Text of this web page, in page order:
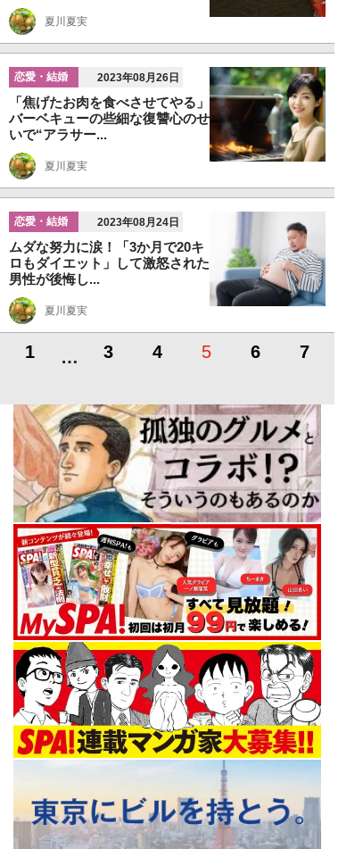
夏川夏実
恋愛・結婚 2023年08月26日
「焦げたお肉を食べさせてやる」
バーベキューの些細な復讐心のせ
いで“アラサー...
夏川夏実
恋愛・結婚 2023年08月24日
ムダな努力に涙！「3か月で20キ
ロもダイエット」して激怒された
男性が後悔し...
夏川夏実
1 … 3 4 5 6 7